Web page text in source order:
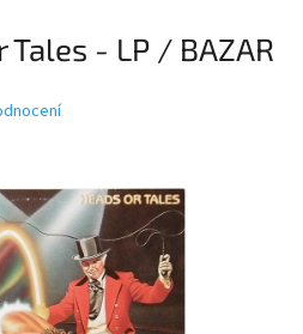
Tales - LP / BAZAR